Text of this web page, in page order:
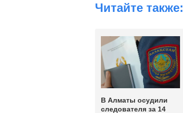
Читайте также:
В Алматы осудили
следователя за 14